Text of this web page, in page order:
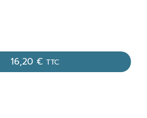
16,20 € TTC